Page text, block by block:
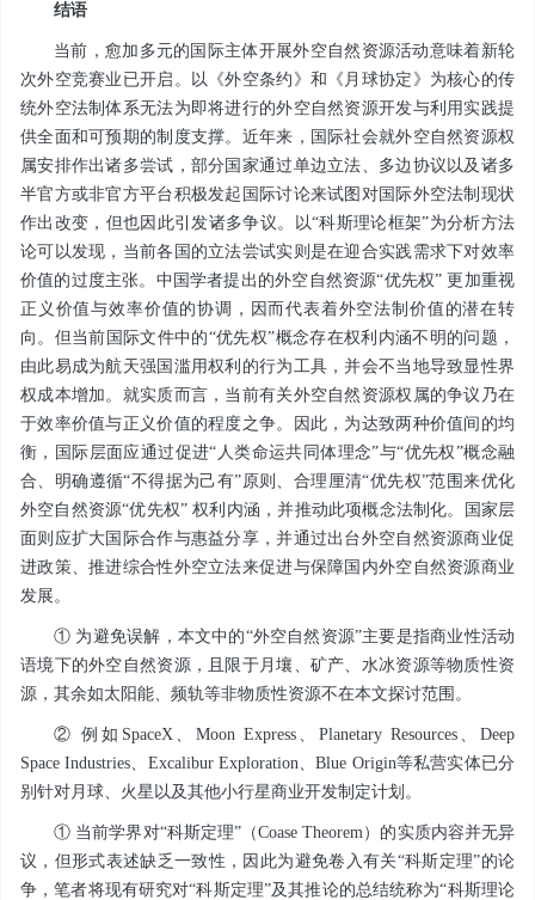
结语
当前，愈加多元的国际主体开展外空自然资源活动意味着新轮
次外空竞赛业已开启。以《外空条约》和《月球协定》为核心的传
统外空法制体系无法为即将进行的外空自然资源开发与利用实践提
供全面和可预期的制度支撑。近年来，国际社会就外空自然资源权
属安排作出诸多尝试，部分国家通过单边立法、多边协议以及诸多
半官方或非官方平台积极发起国际讨论来试图对国际外空法制现状
作出改变，但也因此引发诸多争议。以“科斯理论框架”为分析方法
论可以发现，当前各国的立法尝试实则是在迎合实践需求下对效率
价值的过度主张。中国学者提出的外空自然资源“优先权” 更加重视
正义价值与效率价值的协调，因而代表着外空法制价值的潜在转
向。但当前国际文件中的“优先权”概念存在权利内涵不明的问题，
由此易成为航天强国滥用权利的行为工具，并会不当地导致显性界
权成本增加。就实质而言，当前有关外空自然资源权属的争议乃在
于效率价值与正义价值的程度之争。因此，为达致两种价值间的均
衡，国际层面应通过促进“人类命运共同体理念”与“优先权”概念融
合、明确遵循“不得据为己有”原则、合理厘清“优先权”范围来优化
外空自然资源“优先权” 权利内涵，并推动此项概念法制化。国家层
面则应扩大国际合作与惠益分享，并通过出台外空自然资源商业促
进政策、推进综合性外空立法来促进与保障国内外空自然资源商业
发展。
① 为避免误解，本文中的“外空自然资源”主要是指商业性活动
语境下的外空自然资源，且限于月壤、矿产、水冰资源等物质性资
源，其余如太阳能、频轨等非物质性资源不在本文探讨范围。
② 例如SpaceX、Moon Express、Planetary Resources、Deep
Space Industries、Excalibur Exploration、Blue Origin等私营实体已分
别针对月球、火星以及其他小行星商业开发制定计划。
① 当前学界对“科斯定理”（Coase Theorem）的实质内容并无异
议，但形式表述缺乏一致性，因此为避免卷入有关“科斯定理”的论
争，笔者将现有研究对“科斯定理”及其推论的总结统称为“科斯理论